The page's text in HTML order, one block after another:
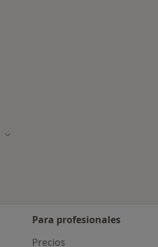
Cambiar de ciudad
Para profesionales
Precios